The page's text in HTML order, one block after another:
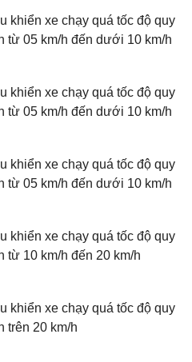
khiển xe chạy quá tốc độ quy
từ 05 km/h đến dưới 10 km/h
khiển xe chạy quá tốc độ quy
từ 05 km/h đến dưới 10 km/h
khiển xe chạy quá tốc độ quy
từ 05 km/h đến dưới 10 km/h
khiển xe chạy quá tốc độ quy
từ 10 km/h đến 20 km/h
khiển xe chạy quá tốc độ quy
trên 20 km/h